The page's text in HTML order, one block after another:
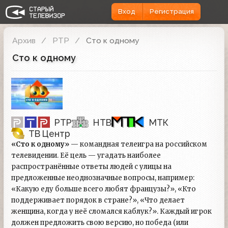
Вход Регистрация
Архив РТР Сто к одному
Сто к одному
РТР НТВ
МТК
ТВ Центр
«Сто к одному» — командная телеигра на российском
телевидении. Её цель — угадать наиболее
распространённые ответы людей с улицы на
предложенные неоднозначные вопросы, например:
«Какую еду больше всего любят французы?», «Кто
поддерживает порядок в стране?», «Что делает
женщина, когда у неё сломался каблук?». Каждый игрок
должен предложить свою версию, но победа (или